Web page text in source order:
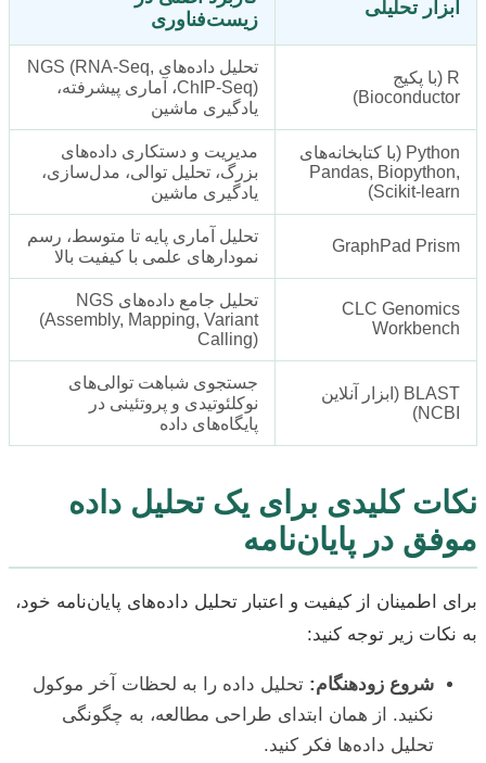
ابزار تحلیلی
زیست‌فناوری
R (با پکیج
Bioconductor)
تحلیل داده‌های NGS (RNA-Seq,
ChIP-Seq)، آماری پیشرفته،
یادگیری ماشین
Python (با کتابخانه‌های
Pandas, Biopython,
Scikit-learn)
مدیریت و دستکاری داده‌های
بزرگ، تحلیل توالی، مدل‌سازی،
یادگیری ماشین
GraphPad Prism
تحلیل آماری پایه تا متوسط، رسم
نمودارهای علمی با کیفیت بالا
CLC Genomics
Workbench
تحلیل جامع داده‌های NGS
(Assembly, Mapping, Variant
Calling)
BLAST (ابزار آنلاین
NCBI)
جستجوی شباهت توالی‌های
نوکلئوتیدی و پروتئینی در
پایگاه‌های داده
نکات کلیدی برای یک تحلیل داده
موفق در پایان‌نامه
برای اطمینان از کیفیت و اعتبار تحلیل داده‌های پایان‌نامه خود،
به نکات زیر توجه کنید:
شروع زودهنگام: تحلیل داده را به لحظات آخر موکول
نکنید. از همان ابتدای طراحی مطالعه، به چگونگی
تحلیل داده‌ها فکر کنید.